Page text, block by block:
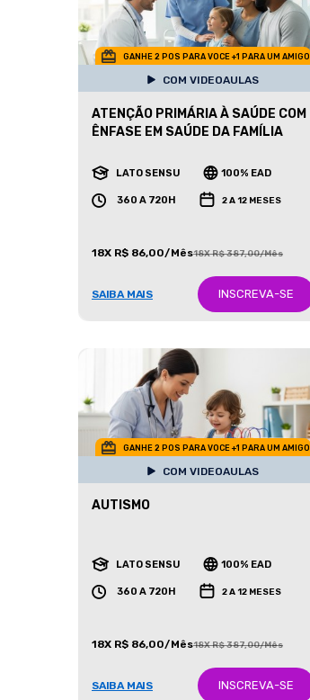
GANHE 2 POS PARA VOCE +1 PARA UM AMIGO
COM VIDEOAULAS
ATENÇÃO PRIMÁRIA À SAÚDE COM
ÊNFASE EM SAÚDE DA FAMÍLIA
LATO SENSU 100% EAD
360 A 720H 2 A 12 MESES
18X R$ 86,00/Mês18X R$ 387,00/Mês
SAIBA MAIS INSCREVA-SE
GANHE 2 POS PARA VOCE +1 PARA UM AMIGO
COM VIDEOAULAS
AUTISMO
LATO SENSU 100% EAD
360 A 720H 2 A 12 MESES
18X R$ 86,00/Mês18X R$ 387,00/Mês
SAIBA MAIS INSCREVA-SE